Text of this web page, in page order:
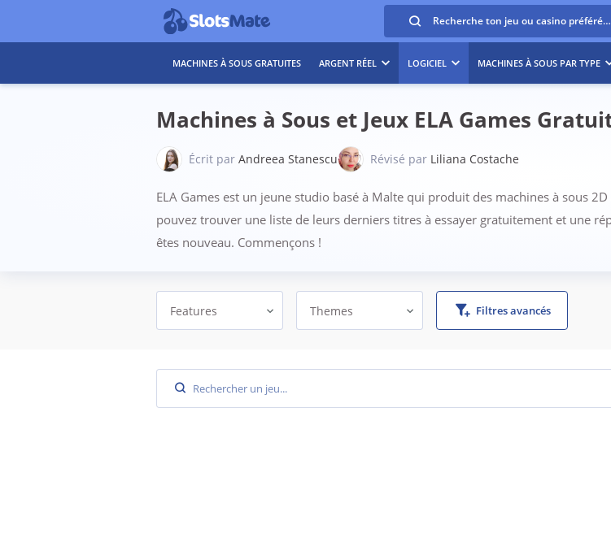
MACHINES À SOUS GRATUITES ARGENT RÉEL LOGICIEL MACHINES À SOUS PAR TYPE
Machines à Sous et Jeux ELA Games
Écrit par Andreea Stanescu Révisé par Liliana Costache
ELA Games est un jeune studio basé à Malte qui produit des machines à sous
pouvez trouver une liste de leurs derniers titres à essayer gratuitement et une
êtes nouveau. Commençons !
Filtres avancés